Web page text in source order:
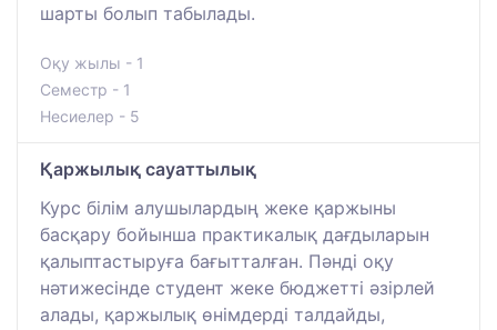
шарты болып табылады.
Оқу жылы - 1
Семестр - 1
Несиелер - 5
Қаржылық сауаттылық
Курс білім алушылардың жеке қаржыны
басқару бойынша практикалық дағдыларын
қалыптастыруға бағытталған. Пәнді оқу
нәтижесінде студент жеке бюджетті әзірлей
алады, қаржылық өнімдерді талдайды,